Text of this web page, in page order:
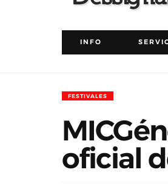
INFO
FESTIVALES
oficial